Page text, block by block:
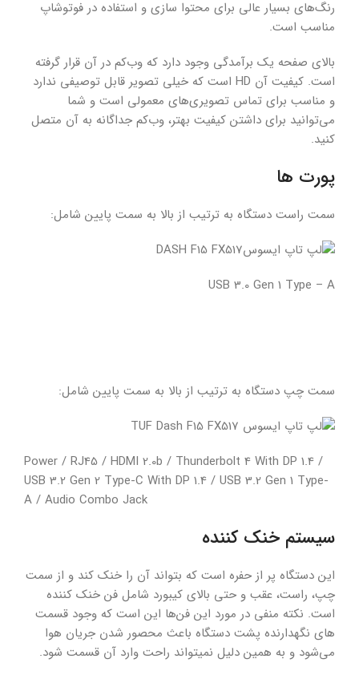
رنگ‌های بسیار عالی برای محتوا سازی و استفاده در فوتوشاپ
مناسب است.
بالای صفحه یک برآمدگی وجود دارد که وب‌کم در آن قرار گرفته
است. کیفیت آن HD است که خیلی تصویر قابل توصیفی ندارد
و مناسب برای تماس تصویری‌های معمولی است و شما
می‌توانید برای داشتن کیفیت بهتر، وب‌کم جداگانه به آن متصل
کنید.
پورت ها
سمت راست دستگاه به ترتیب از بالا به سمت پایین شامل:
USB 3.0 Gen 1 Type – A
سمت چپ دستگاه به ترتیب از بالا به سمت پایین شامل:
Power / RJ45 / HDMI 2.0b / Thunderbolt 4 With DP 1.4 /
USB 3.2 Gen 2 Type-C With DP 1.4 / USB 3.2 Gen 1 Type-
A / Audio Combo Jack
سیستم خنک کننده
این دستگاه پر از حفره است که بتواند آن را خنک کند و از سمت
چپ، راست، عقب و حتی بالای کیبورد شامل فن خنک کننده
است. نکته منفی در مورد این فن‌ها این است که وجود قسمت
های نگهدارنده پشت دستگاه باعث محصور شدن جریان هوا
می‌شود و به همین دلیل نمیتواند راحت وارد آن قسمت شود.